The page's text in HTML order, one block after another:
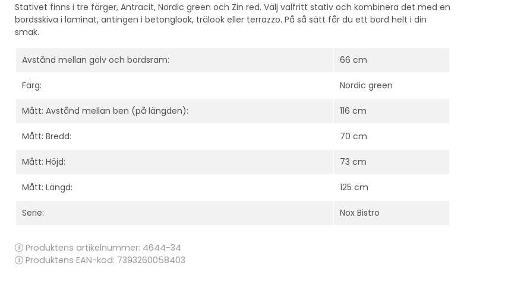
Stativet finns i tre färger, Antracit, Nordic green och Zin red. Välj valfritt stativ och kombinera det med en
bordsskiva i laminat, antingen i betonglook, trälook eller terrazzo. På så sätt får du ett bord helt i din
smak.
Avstånd mellan golv och bordsram: 66 cm
Färg: Nordic green
Mått: Avstånd mellan ben (på längden): 116 cm
Mått: Bredd: 70 cm
Mått: Höjd: 73 cm
Mått: Längd: 125 cm
Serie: Nox Bistro
Produktens artikelnummer: 4644-34
Produktens EAN-kod: 7393260058403